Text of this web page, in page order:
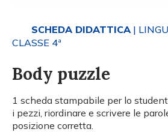
SCHEDA DIDATTICA |
CLASSE 4ª
Body puzzle
1 scheda stampabile per lo
i pezzi, riordinare e scrivere le
posizione corretta.